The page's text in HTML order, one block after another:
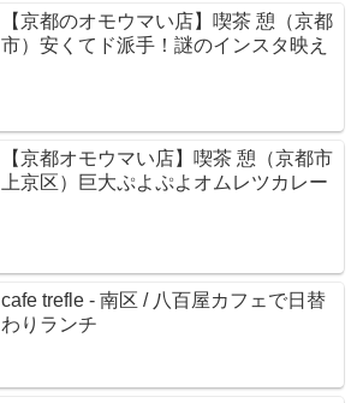
【京都のオモウマい店】喫茶 憩（京都
市）安くてド派手！謎のインスタ映え
【京都オモウマい店】喫茶 憩（京都市
上京区）巨大ぷよぷよオムレツカレー
cafe trefle - 南区 / 八百屋カフェで日替
わりランチ